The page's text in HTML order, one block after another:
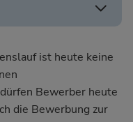
ist heute keine
Bewerber heute
die Bewerbung zur